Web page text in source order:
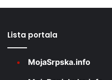
Lista portala
MojaSrpska.info